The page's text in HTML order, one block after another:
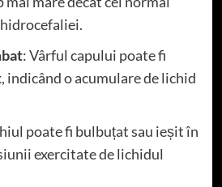
: Vârful capului poate fi
indicând o acumulare de lichid
poate fi bulbuțat sau ieșit în
exercitate de lichidul